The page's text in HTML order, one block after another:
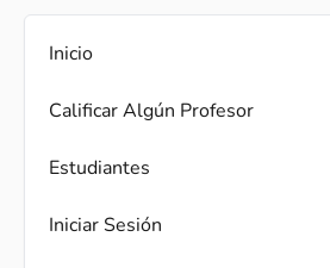
Inicio
Calificar Algún Profesor
Estudiantes
Iniciar Sesión